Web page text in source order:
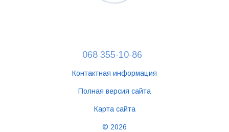
068 355-10-86
Контактная информация
Полная версия сайта
Карта сайта
© 2026